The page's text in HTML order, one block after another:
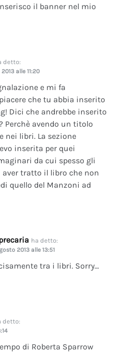
il banner nel mio
detto:
alle 11:20
e mi fa
che tu abbia inserito
Dici che andrebbe inserito
Perchè avendo un titolo
nei libri. La sezione
inserita per quei
da cui spesso gli
tratto il libro che non
quello del Manzoni ad
ha detto:
2013 alle 13:51
tra i libri. Sorry…
detto:
di Roberta Sparrow